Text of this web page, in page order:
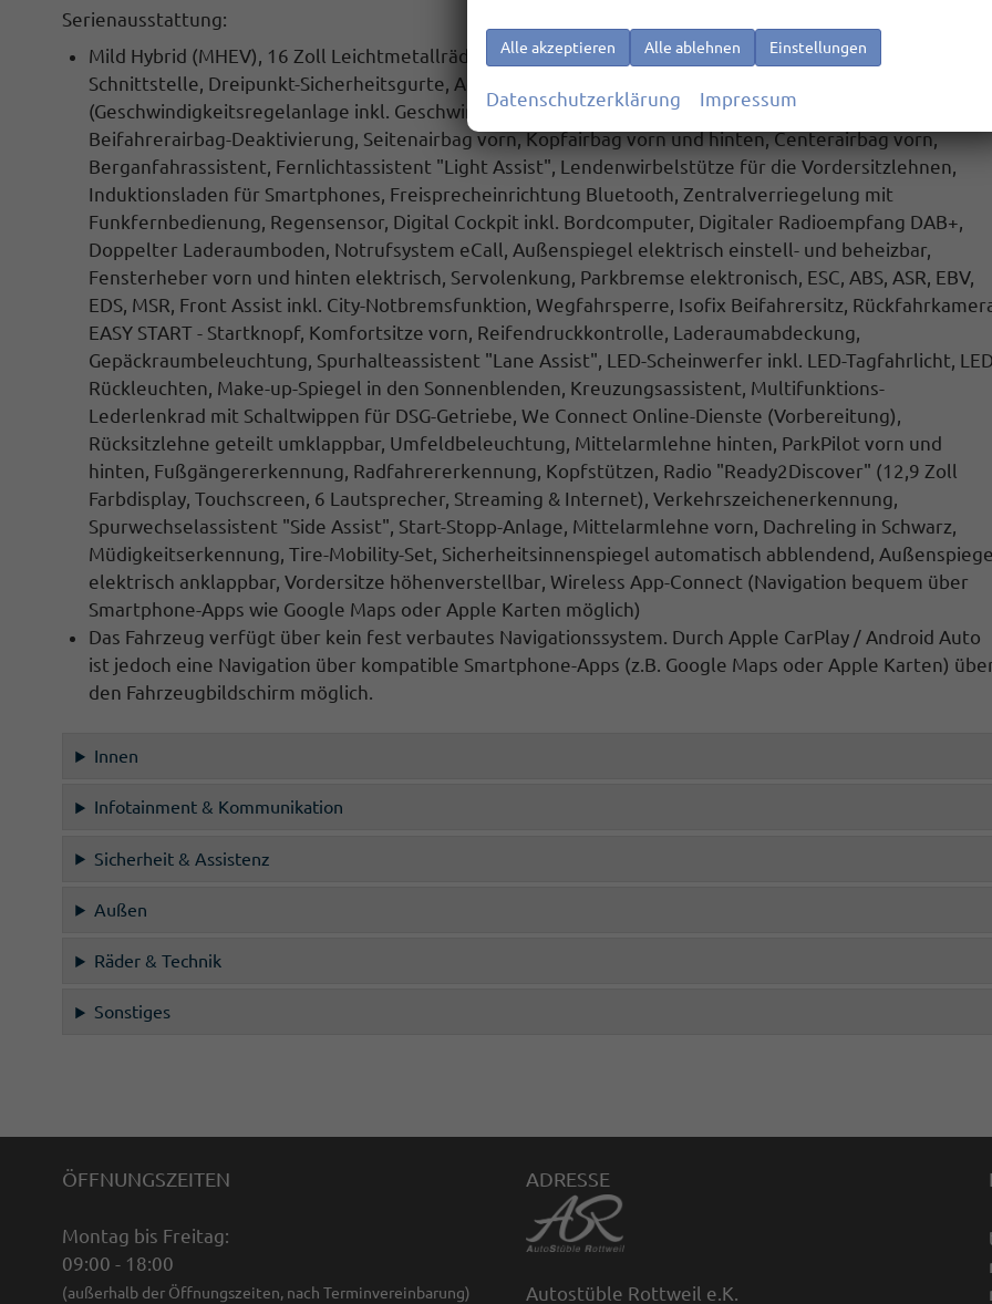
Serienausstattung:
Mild Hybrid (MHEV), 16 Zoll Leichtmetallräder, Reifen 225/60 R16, 12 Volt Steckdose, USB-C
Schnittstelle, Dreipunkt-Sicherheitsgurte, Adaptive Geschwindigkeitsregelung ACC bis 210 km/h
(Geschwindigkeitsregelanlage inkl. Geschwindigkeitsbegrenzung), Airbag für Fahrer und Beifahrer,
Beifahrerairbag-Deaktivierung, Seitenairbag vorn, Kopfairbag vorn und hinten, Centerairbag vorn,
Berganfahrassistent, Fernlichtassistent "Light Assist", Lendenwirbelstütze für die Vordersitzlehnen,
Induktionsladen für Smartphones, Freisprecheinrichtung Bluetooth, Zentralverriegelung mit
Funkfernbedienung, Regensensor, Digital Cockpit inkl. Bordcomputer, Digitaler Radioempfang DAB+,
Doppelter Laderaumboden, Notrufsystem eCall, Außenspiegel elektrisch einstell- und beheizbar,
Fensterheber vorn und hinten elektrisch, Servolenkung, Parkbremse elektronisch, ESC, ABS, ASR, EBV,
EDS, MSR, Front Assist inkl. City-Notbremsfunktion, Wegfahrsperre, Isofix Beifahrersitz,
EASY START - Startknopf, Komfortsitze vorn, Reifendruckkontrolle, Laderaumabdeckung,
Gepäckraumbeleuchtung, Spurhalteassistent "Lane Assist", LED-Scheinwerfer inkl. LED-Tagfahrlicht,
Rückleuchten, Make-up-Spiegel in den Sonnenblenden, Kreuzungsassistent, Multifunktions-
Lederlenkrad mit Schaltwippen für DSG-Getriebe, We Connect Online-Dienste (Vorbereitung),
Rücksitzlehne geteilt umklappbar, Umfeldbeleuchtung, Mittelarmlehne hinten, ParkPilot vorn und
hinten, Fußgängererkennung, Radfahrererkennung, Kopfstützen, Radio "Ready2Discover" (12,9 Zoll
Farbdisplay, Touchscreen, 6 Lautsprecher, Streaming & Internet), Verkehrszeichenerkennung,
Spurwechselassistent "Side Assist", Start-Stopp-Anlage, Mittelarmlehne vorn, Dachreling in Schwarz,
Müdigkeitserkennung, Tire-Mobility-Set, Sicherheitsinnenspiegel automatisch abblendend,
elektrisch anklappbar, Vordersitze höhenverstellbar, Wireless App-Connect (Navigation bequem über
Smartphone-Apps wie Google Maps oder Apple Karten möglich)
Das Fahrzeug verfügt über kein fest verbautes Navigationssystem. Durch Apple CarPlay / Android Auto
ist jedoch eine Navigation über kompatible Smartphone-Apps (z.B. Google Maps oder Apple Karten)
den Fahrzeugbildschirm möglich.
Innen
Infotainment & Kommunikation
Sicherheit & Assistenz
Außen
Räder & Technik
Sonstiges
ÖFFNUNGSZEITEN
Montag bis Freitag:
09:00 - 18:00
(außerhalb der Öffnungszeiten, nach Terminvereinbarung)
ADRESSE
Autostüble Rottweil e.K.
Alle akzeptieren Alle ablehnen Einstellungen
Datenschutzerklärung Impressum